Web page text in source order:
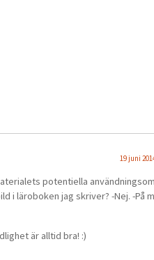
19 juni
potentiella
i läroboken jag skriver? -Nej. -På
är alltid bra! :)